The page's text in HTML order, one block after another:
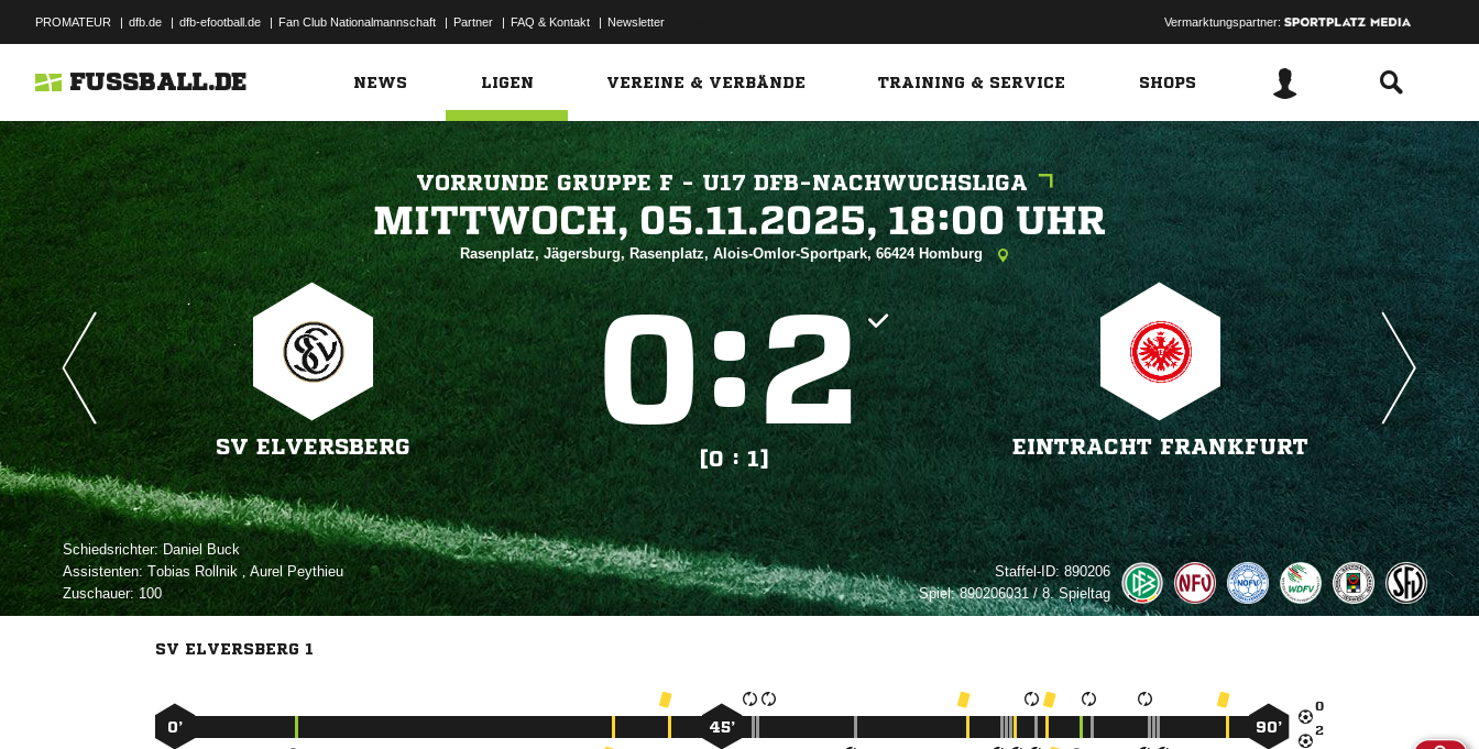
PROMATEUR | dfb.de | dfb-efootball.de | Fan Club Nationalmannschaft | Partner | FAQ & Kontakt | Newsletter Vermarktungspartner:
FUSSBALL.DE NEWS LIGEN VEREINE & VERBÄNDE TRAINING & SERVICE SHOPS
VORRUNDE GRUPPE F - U17 DFB-NACHWUCHSLIGA
   
Rasenplatz, Jägersburg, Rasenplatz, Alois-Omlor-Sportpark, 66424 Homburg
SV ELVERSBERG
:
[0 : 1]
EINTRACHT FRANKFURT
Schiedsrichter: 
Assistenten:   ,  
Zuschauer:100
Staffel-ID: 890206
Spiel:890206031 / 8. Spieltag
SV ELVERSBERG 1


0’ 45’ 90’